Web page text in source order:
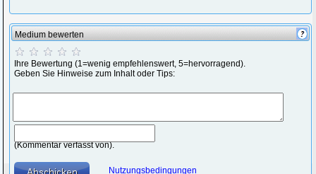
Medium bewerten
Ihre Bewertung (1=wenig empfehlenswert, 5=hervorragend).
Geben Sie Hinweise zum Inhalt oder Tips:
(Kommentar verfasst von).
Nutzungsbedingungen